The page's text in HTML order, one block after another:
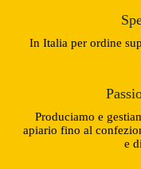
In Italia per ordine
Produciamo e
apiario fino al
e